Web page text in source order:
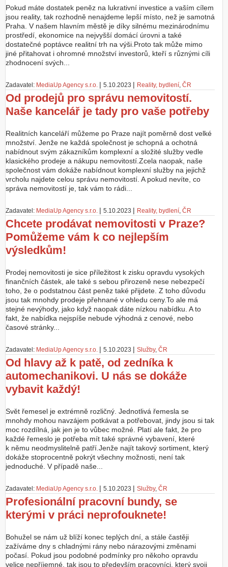
Pokud máte dostatek peněz na lukrativní investice a vaším cílem
jsou reality, tak rozhodně nenajdeme lepší místo, než je samotná
Praha. V našem hlavním městě je díky silnému mezinárodnímu
prostředí, ekonomice na nejvyšší domácí úrovni a také
dostatečné poptávce realitní trh na výši.Proto tak může mimo
jiné přitahovat i ohromné množství investorů, kteří s různými cíli
zhodnocení svých...
Zadavatel: MediaUp Agency s.r.o. | 5.10.2023 | Reality, bydlení, ČR
Od prodejů pro správu nemovitostí.
Naše kancelář je tady pro vaše potřeby
Realitních kanceláří můžeme po Praze najít poměrně dost velké
množství. Jenže ne každá společnost je schopná a ochotná
nabídnout svým zákazníkům komplexní a složité služby vedle
klasického prodeje a nákupu nemovitostí.Zcela naopak, naše
společnost vám dokáže nabídnout komplexní služby na jejichž
vrcholu najdete celou správu nemovitostí. A pokud nevíte, co
správa nemovitostí je, tak vám to rádi...
Zadavatel: MediaUp Agency s.r.o. | 5.10.2023 | Reality, bydlení, ČR
Chcete prodávat nemovitosti v Praze?
Pomůžeme vám k co nejlepším
výsledkům!
Prodej nemovitosti je sice příležitost k zisku opravdu vysokých
finančních částek, ale také s sebou přirozeně nese nebezpečí
toho, že o podstatnou část peněz také přijdete. Z toho důvodu
jsou tak mnohdy prodeje přehnané v ohledu ceny.To ale má
stejné nevýhody, jako když naopak dáte nízkou nabídku. A to
fakt, že nabídka nejspíše nebude výhodná z cenové, nebo
časové stránky...
Zadavatel: MediaUp Agency s.r.o. | 5.10.2023 | Služby, ČR
Od hlavy až k patě, od zedníka k
automechanikovi. U nás se dokáže
vybavit každý!
Svět řemesel je extrémně rozličný. Jednotlivá řemesla se
mnohdy mohou navzájem potkávat a potřebovat, jindy jsou si tak
moc rozdílná, jak jen je to vůbec možné. Platí ale fakt, že pro
každé řemeslo je potřeba mít také správné vybavení, které
k němu neodmyslitelně patří.Jenže najít takový sortiment, který
dokáže stoprocentně pokrýt všechny možnosti, není tak
jednoduché. V případě naše...
Zadavatel: MediaUp Agency s.r.o. | 5.10.2023 | Služby, ČR
Profesionální pracovní bundy, se
kterými v práci neprofouknete!
Bohužel se nám už blíží konec teplých dní, a stále častěji
zažíváme dny s chladnými rány nebo nárazovými změnami
počasí. Pokud jsou podobné podmínky pro někoho opravdu
velice nepříjemné, tak jsou to především pracovníci, který svoji